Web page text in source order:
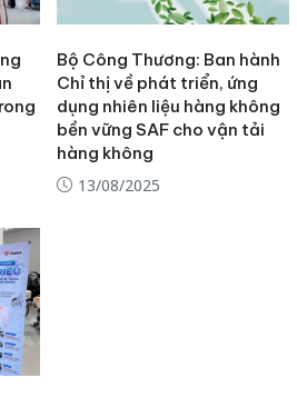
Bộ Công Thương: Ban hành
Chỉ thị về phát triển, ứng
dụng nhiên liệu hàng không
bền vững SAF cho vận tải
hàng không
13/08/2025